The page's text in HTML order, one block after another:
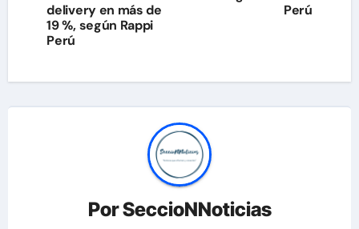
delivery en más de
19 %, según Rappi
Perú
Perú
PorSeccioNNoticias